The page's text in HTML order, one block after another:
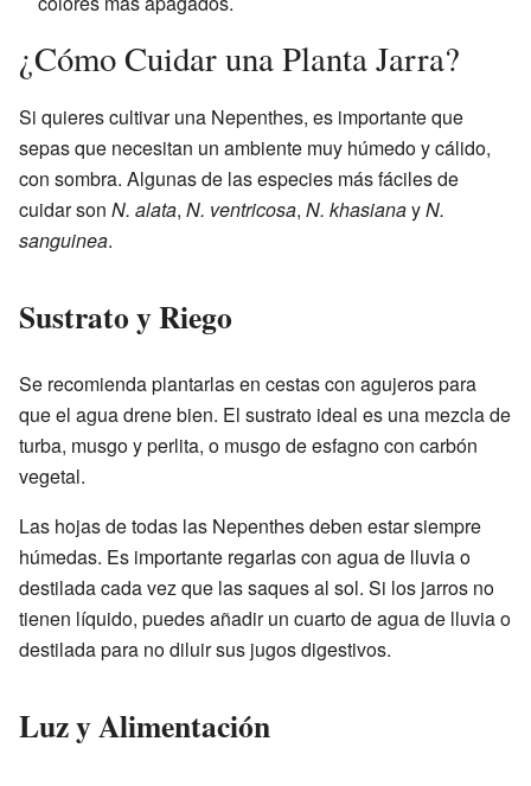
¿Cómo Cuidar una Planta Jarra?
Si quieres cultivar una Nepenthes, es importante que
sepas que necesitan un ambiente muy húmedo y cálido,
con sombra. Algunas de las especies más fáciles de
cuidar son N. alata, N. ventricosa, N. khasianayN.
sanguinea.
Sustrato y Riego
Se recomienda plantarlas en cestas con agujeros para
que el agua drene bien. El sustrato ideal es una mezcla de
turba, musgo y perlita, o musgo de esfagno con carbón
vegetal.
Las hojas de todas las Nepenthes deben estar siempre
húmedas. Es importante regarlas con agua de lluvia o
destilada cada vez que las saques al sol. Si los jarros no
tienen líquido, puedes añadir un cuarto de agua de lluvia o
destilada para no diluir sus jugos digestivos.
Luz y Alimentación